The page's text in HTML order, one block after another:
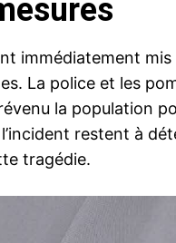
immédiatement
La police et les
la population
restent à
tragédie.